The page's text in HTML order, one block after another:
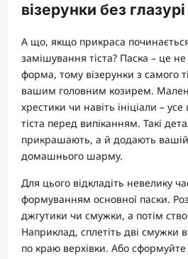
візерунки без глазурі
А що, якщо прикраса
замішування тіста? Паска – це
форма, тому візерунки з самого
вашим головним козирем.
хрестики чи навіть ініціали –
тіста перед випіканням. Такі
прикрашають, а й додають вашій
домашнього шарму.
Для цього відкладіть невелику
формуванням основної паски.
джгутики чи смужки, а потім
Наприклад, сплетіть дві смужки в
по краю верхівки. Або сформуйте